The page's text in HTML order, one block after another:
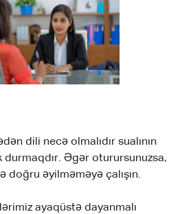
dili necə olmalıdır sualının
durmaqdır. Əgər oturursunuzsa,
doğru əyilməməyə çalışın.
ayaqüstə dayanmalı